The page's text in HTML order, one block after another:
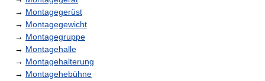
→ Montagegerüst
→ Montagegewicht
→ Montagegruppe
→ Montagehalle
→ Montagehalterung
→ Montagehebühne